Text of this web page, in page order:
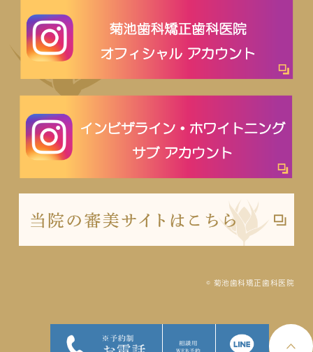
© 菊池歯科矯正歯科医院